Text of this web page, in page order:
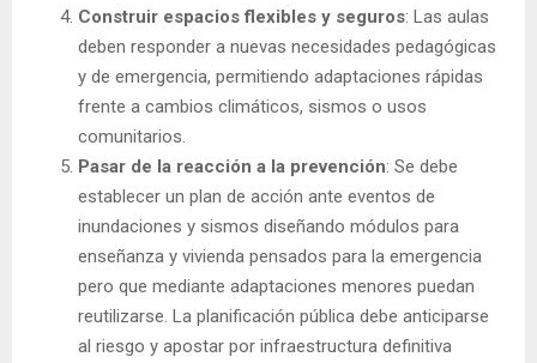
Construir espacios flexibles y seguros: Las aulas
deben responder a nuevas necesidades pedagógicas
y de emergencia, permitiendo adaptaciones rápidas
frente a cambios climáticos, sismos o usos
comunitarios.
Pasar de la reacción a la prevención: Se debe
establecer un plan de acción ante eventos de
inundaciones y sismos diseñando módulos para
enseñanza y vivienda pensados para la emergencia
pero que mediante adaptaciones menores puedan
reutilizarse. La planificación pública debe anticiparse
al riesgo y apostar por infraestructura definitiva